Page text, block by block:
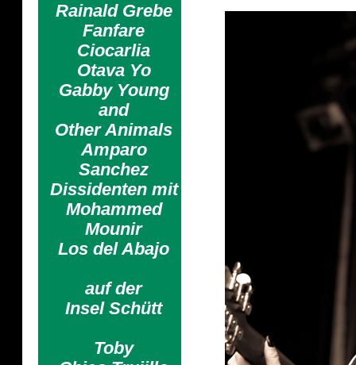
Rainald Grebe
Fanfare
Ciocarlia
Otava Yo
Gabby Young
and
Other Animals
Amparo
Sanchez
Dissidenten mit
Mohammed
Mounir
Los del Abajo
auf der
Insel Schütt
Toby